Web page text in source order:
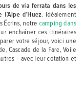
de via ferrata dans les
d’Huez. Idéalement
Écrins, notre camping dans
enchaîner ces itinéraires
votre séjour, voici une
Cascade de la Fare, Voile
– avec leur cotation et